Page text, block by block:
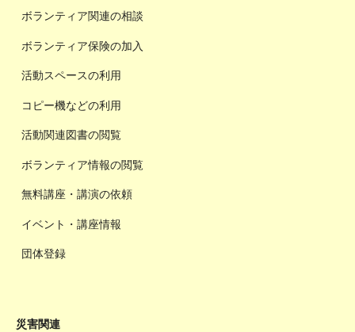
ボランティア関連の相談
ボランティア保険の加入
活動スペースの利用
コピー機などの利用
活動関連図書の閲覧
ボランティア情報の閲覧
無料講座・講演の依頼
イベント・講座情報
団体登録
災害関連